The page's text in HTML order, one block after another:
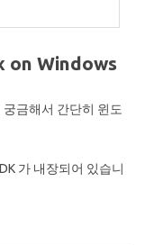
on Windows
금해서 간단히 윈도
가 내장되어 있습니